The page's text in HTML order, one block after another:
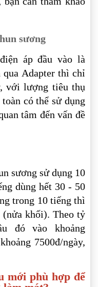
sương
áp đầu vào là
qua Adapter thì chỉ
với lượng tiêu thụ
có thể sử dụng
tâm đến vấn đề
sương sử dụng 10
dùng hết 30 - 50
trong 10 tiếng thì
khối). Theo tỷ
đó vào khoảng
7500đ/ngày,
mới phù hợp để